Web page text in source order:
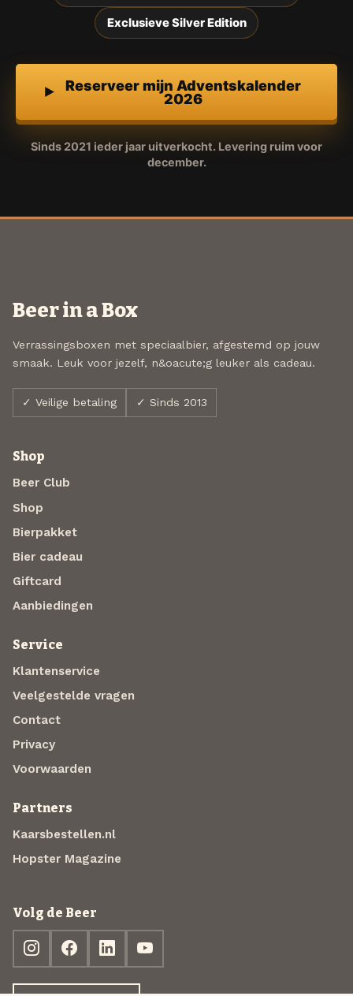
Exclusieve Silver Edition
Reserveer mijn Adventskalender
2026
Sinds 2021 ieder jaar uitverkocht. Levering ruim voor
december.
Beer in a Box
Verrassingsboxen met speciaalbier, afgestemd op jouw
smaak. Leuk voor jezelf, n&oacute;g leuker als cadeau.
✓ Veilige betaling ✓ Sinds 2013
Shop
Beer Club
Shop
Bierpakket
Bier cadeau
Giftcard
Aanbiedingen
Service
Klantenservice
Veelgestelde vragen
Contact
Privacy
Voorwaarden
Partners
Kaarsbestellen.nl
Hopster Magazine
Volg de Beer